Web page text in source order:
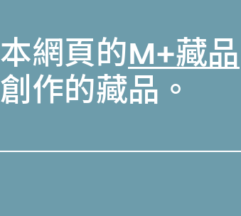
本網頁的M+藏品
創作的藏品。